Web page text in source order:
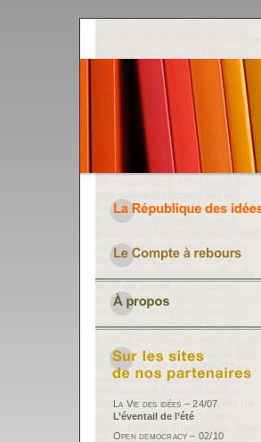
La Vie des idées – 24/07
L’éventail de l’été
Open democracy – 02/10